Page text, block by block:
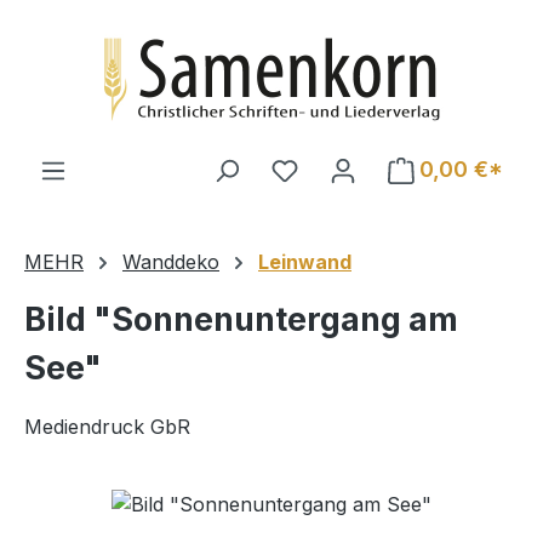
0,00 €*
MEHR Wanddeko Leinwand
Bild "Sonnenuntergang am
See"
Mediendruck GbR
Bildergalerie überspringen